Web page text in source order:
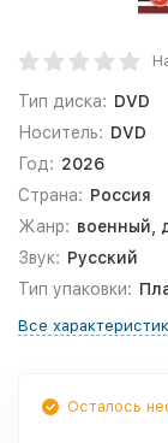
Тип диска: DVD
Носитель: DVD
Год: 2026
Страна: Россия
Жанр: военный,
Звук: Русский
Тип упаковки:
Все
Осталось